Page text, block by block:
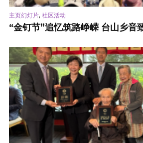
主页幻灯片, 社区活动
“金钉节”追忆筑路峥嵘 台山乡音